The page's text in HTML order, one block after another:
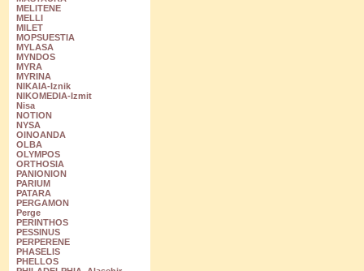
MELITENE
MELLI
MILET
MOPSUESTIA
MYLASA
MYNDOS
MYRA
MYRINA
NIKAIA-Iznik
NIKOMEDIA-Izmit
Nisa
NOTION
NYSA
OINOANDA
OLBA
OLYMPOS
ORTHOSIA
PANIONION
PARIUM
PATARA
PERGAMON
Perge
PERINTHOS
PESSINUS
PERPERENE
PHASELIS
PHELLOS